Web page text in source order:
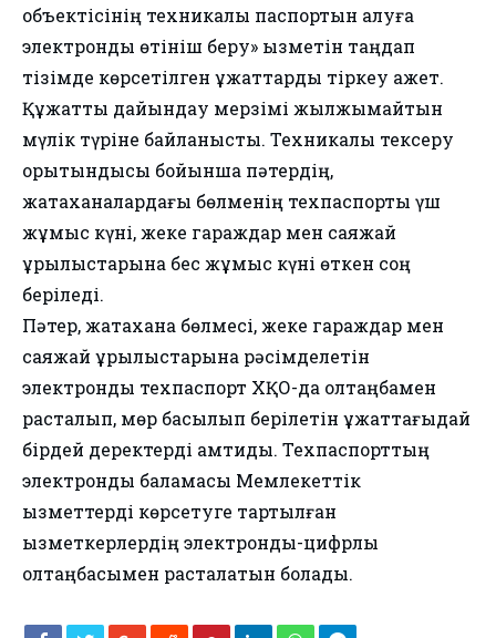
объектісінің техникалық паспортын алуға
электронды өтініш беру» қызметін таңдап
тізімде көрсетілген құжаттарды тіркеу қажет.
Құжатты дайындау мерзімі жылжымайтын
мүлік түріне байланысты. Техникалық тексеру
қорытындысы бойынша пәтердің,
жатақханалардағы бөлменің техпаспорты үш
жұмыс күні, жеке гараждар мен саяжай
құрылыстарына бес жұмыс күні өткен соң
беріледі.
Пәтер, жатақхана бөлмесі, жеке гараждар мен
саяжай құрылыстарына рәсімделетін
электронды техпаспорт ХҚО-да қолтаңбамен
расталып, мөр басылып берілетін құжаттағыдай
бірдей деректерді қамтиды. Техпаспорттың
электронды баламасы Мемлекеттік
қызметтерді көрсетуге тартылған
қызметкерлердің электрондық-цифрлық
қолтаңбасымен расталатын болады.